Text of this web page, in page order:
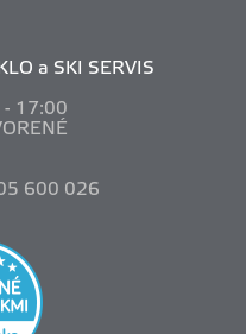
a SKI SERVIS
- 17:00
600 026